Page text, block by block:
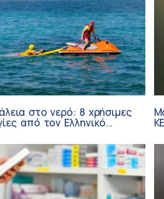
στο νερό: 8 χρήσιμες
από τον Ελληνικό